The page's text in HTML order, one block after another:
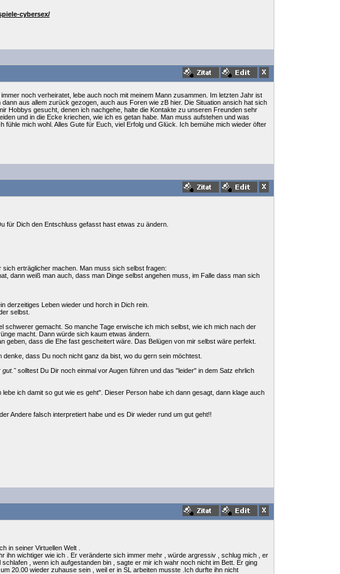
cybersex/
noch verheiratet, lebe auch noch mit meinem Mann zusammen. Im letzten Jahr ist
aus allem zurück gezogen, auch aus Foren wie zB hier. Die Situation ansich hat sich
Hobbys gesucht, denen ich nachgehe, halte die Kontakte zu unseren Freunden sehr
und in die Ecke kriechen, wie ich es getan habe. Man muss aufstehen und was
mich wohl. Alles Gute für Euch, viel Erfolg und Glück. Ich bemühe mich wieder öfter
für Dich den Entschluss gefasst hast etwas zu ändern.
erträglicher machen. Man muss sich selbst fragen:
dann weiß man auch, dass man Dinge selbst angehen muss, im Falle dass man sich
derzeitiges Leben wieder und horch in Dich rein.
selbst.
gemacht. So manche Tage erwische ich mich selbst, wie ich mich nach der
macht. Dann würde sich kaum etwas ändern.
dass die Ehe fast gescheitert wäre. Das Belügen von mir selbst wäre perfekt.
denke, dass Du noch nicht ganz da bist, wo du gern sein möchtest.
gut."solltest Du Dir noch einmal vor Augen führen und das "leider" in dem Satz ehrlich
ich damit so gut wie es geht". Dieser Person habe ich dann gesagt, dann klage auch
Andere falsch interpretiert habe und es Dir wieder rund um gut geht!!
in seiner Virtuellen Welt .
ihn wichtiger wie ich . Er veränderte sich immer mehr , würde argressiv , schlug mich , er
, wenn ich aufgestanden bin , sagte er mir ich wahr noch nicht im Bett. Er ging
20.00 wieder zuhause sein , weil er in SL arbeiten musste .Ich durfte ihn nicht